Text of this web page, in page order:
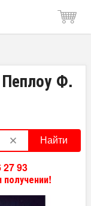
Ф.
Найти
27 93
получении!